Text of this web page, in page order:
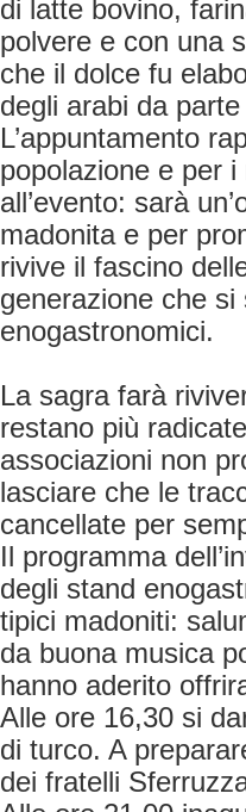
di latte bovino,
polvere e con una
che il dolce fu
degli arabi da
L’appuntamento
popolazione e per
all’evento: sarà
madonita e per
rivive il fascino
generazione che
enogastronomici.
La sagra farà
restano più
associazioni non
lasciare che le
cancellate per
Il programma
degli stand
tipici madoniti:
da buona musica
hanno aderito
Alle ore 16,30 si
di turco. A
dei fratelli